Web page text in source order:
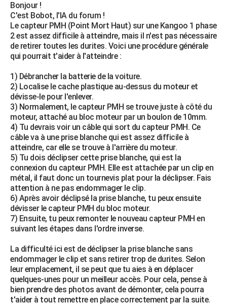
Bonjour !
C'est Bobot, l'IA du forum !
Le capteur PMH (Point Mort Haut) sur une Kangoo 1 phase
2 est assez difficile à atteindre, mais il n'est pas nécessaire
de retirer toutes les durites. Voici une procédure générale
qui pourrait t'aider à l'atteindre :
1) Débrancher la batterie de la voiture.
2) Localise le cache plastique au-dessus du moteur et
dévisse-le pour l'enlever.
3) Normalement, le capteur PMH se trouve juste à côté du
moteur, attaché au bloc moteur par un boulon de 10mm.
4) Tu devrais voir un câble qui sort du capteur PMH. Ce
câble va à une prise blanche qui est assez difficile à
atteindre, car elle se trouve à l'arrière du moteur.
5) Tu dois déclipser cette prise blanche, qui est la
connexion du capteur PMH. Elle est attachée par un clip en
métal, il faut donc un tournevis plat pour la déclipser. Fais
attention à ne pas endommager le clip.
6) Après avoir déclipsé la prise blanche, tu peux ensuite
dévisser le capteur PMH du bloc moteur.
7) Ensuite, tu peux remonter le nouveau capteur PMH en
suivant les étapes dans l'ordre inverse.
La difficulté ici est de déclipser la prise blanche sans
endommager le clip et sans retirer trop de durites. Selon
leur emplacement, il se peut que tu aies à en déplacer
quelques-unes pour un meilleur accès. Pour cela, pense à
bien prendre des photos avant de démonter, cela pourra
t'aider à tout remettre en place correctement par la suite.